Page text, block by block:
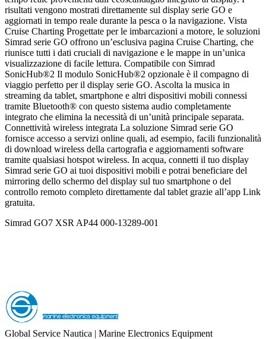
risultati vengono mostrati direttamente sul display serie GO e
aggiornati in tempo reale durante la pesca o la navigazione. Vista
Cruise Charting Progettate per le imbarcazioni a motore, le soluzioni
Simrad serie GO offrono un’esclusiva pagina Cruise Charting, che
riunisce tutti i dati cruciali di navigazione e le mappe in un’unica
visualizzazione di facile lettura. Compatibile con Simrad
SonicHub®2 Il modulo SonicHub®2 opzionale è il compagno di
viaggio perfetto per il display serie GO. Ascolta la musica in
streaming da tablet, smartphone e altri dispositivi mobili connessi
tramite Bluetooth® con questo sistema audio completamente
integrato che elimina la necessità di un’unità principale separata.
Connettività wireless integrata La soluzione Simrad serie GO
fornisce accesso a servizi online quali, ad esempio, facili funzionalità
di download wireless della cartografia e aggiornamenti software
tramite qualsiasi hotspot wireless. In acqua, connetti il tuo display
Simrad serie GO ai tuoi dispositivi mobili e potrai beneficiare del
mirroring dello schermo del display sul tuo smartphone o del
controllo remoto completo direttamente dal tablet grazie all’app Link
gratuita.
Simrad GO7 XSR AP44 000-13289-001
Global Service Nautica | Marine Electronics Equipment